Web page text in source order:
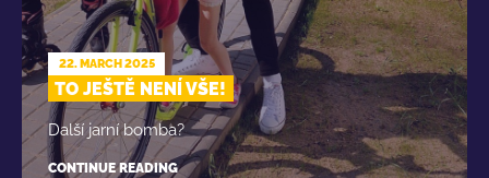
22. MARCH 2025
TO JEŠTĚ NENÍ VŠE!
Další jarní bomba?
CONTINUE READING